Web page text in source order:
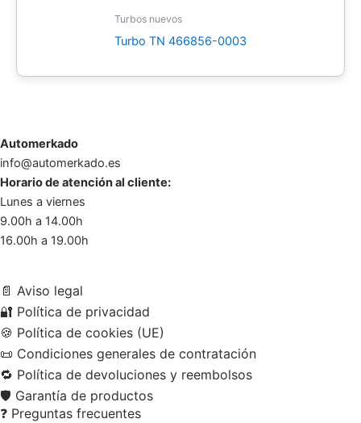
Turbos nuevos
Turbo TN 466856-0003
Automerkado
info@automerkado.es
Horario de atención al cliente:
Lunes a viernes
9.00h a 14.00h
16.00h a 19.00h
📄 Aviso legal
🔐 Política de privacidad
🍪 Política de cookies (UE)
📜 Condiciones generales de contratación
🔁 Política de devoluciones y reembolsos
🛡️ Garantía de productos
❓ Preguntas frecuentes